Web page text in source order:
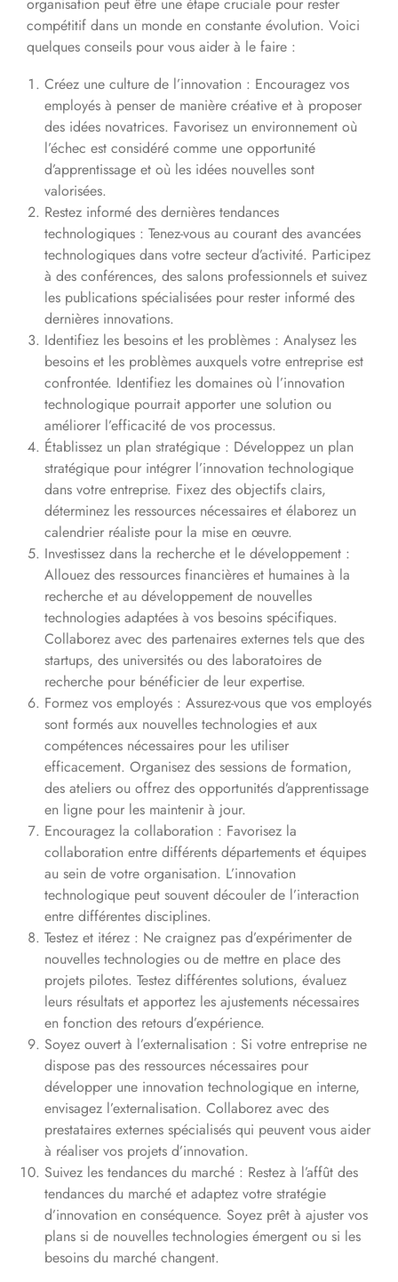
compétitif dans un monde en constante évolution. Voici
quelques conseils pour vous aider à le faire :
Créez une culture de l’innovation : Encouragez vos
employés à penser de manière créative et à proposer
des idées novatrices. Favorisez un environnement où
l’échec est considéré comme une opportunité
d’apprentissage et où les idées nouvelles sont
valorisées.
Restez informé des dernières tendances
technologiques : Tenez-vous au courant des avancées
technologiques dans votre secteur d’activité. Participez
à des conférences, des salons professionnels et suivez
les publications spécialisées pour rester informé des
dernières innovations.
Identifiez les besoins et les problèmes : Analysez les
besoins et les problèmes auxquels votre entreprise est
confrontée. Identifiez les domaines où l’innovation
technologique pourrait apporter une solution ou
améliorer l’efficacité de vos processus.
Établissez un plan stratégique : Développez un plan
stratégique pour intégrer l’innovation technologique
dans votre entreprise. Fixez des objectifs clairs,
déterminez les ressources nécessaires et élaborez un
calendrier réaliste pour la mise en œuvre.
Investissez dans la recherche et le développement :
Allouez des ressources financières et humaines à la
recherche et au développement de nouvelles
technologies adaptées à vos besoins spécifiques.
Collaborez avec des partenaires externes tels que des
startups, des universités ou des laboratoires de
recherche pour bénéficier de leur expertise.
Formez vos employés : Assurez-vous que vos employés
sont formés aux nouvelles technologies et aux
compétences nécessaires pour les utiliser
efficacement. Organisez des sessions de formation,
des ateliers ou offrez des opportunités d’apprentissage
en ligne pour les maintenir à jour.
Encouragez la collaboration : Favorisez la
collaboration entre différents départements et équipes
au sein de votre organisation. L’innovation
technologique peut souvent découler de l’interaction
entre différentes disciplines.
Testez et itérez : Ne craignez pas d’expérimenter de
nouvelles technologies ou de mettre en place des
projets pilotes. Testez différentes solutions, évaluez
leurs résultats et apportez les ajustements nécessaires
en fonction des retours d’expérience.
Soyez ouvert à l’externalisation : Si votre entreprise ne
dispose pas des ressources nécessaires pour
développer une innovation technologique en interne,
envisagez l’externalisation. Collaborez avec des
prestataires externes spécialisés qui peuvent vous aider
à réaliser vos projets d’innovation.
Suivez les tendances du marché : Restez à l’affût des
tendances du marché et adaptez votre stratégie
d’innovation en conséquence. Soyez prêt à ajuster vos
plans si de nouvelles technologies émergent ou si les
besoins du marché changent.